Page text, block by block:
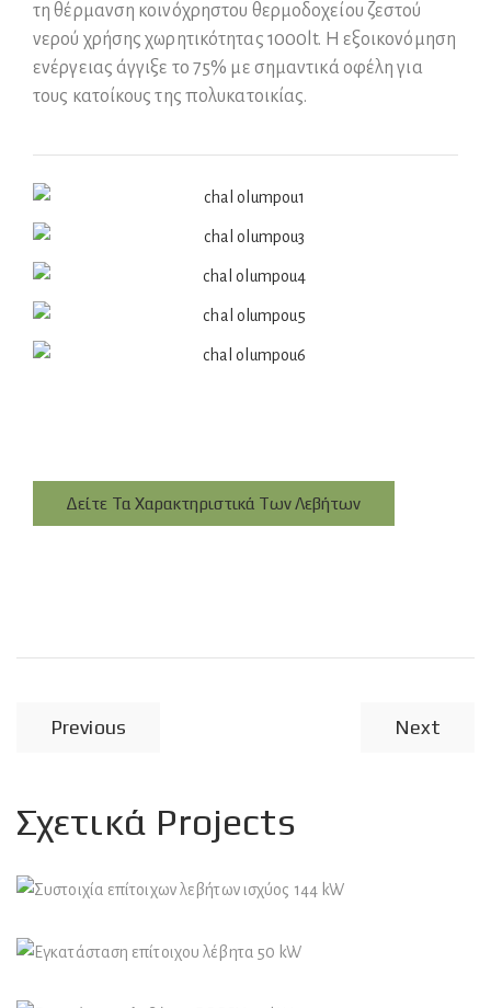
τη θέρμανση κοινόχρηστου θερμοδοχείου ζεστού
νερού χρήσης χωρητικότητας 1000lt. Η εξοικονόμηση
ενέργειας άγγιξε το 75% με σημαντικά οφέλη για
τους κατοίκους της πολυκατοικίας.
Δείτε Τα Χαρακτηριστικά Των Λεβήτων
Previous Next
Σχετικά Projects